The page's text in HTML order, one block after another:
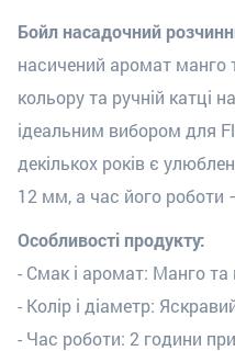
Бойл насадочний
насичений аромат манго
кольору та ручній катці
ідеальним вибором для
декількох років є
12 мм, а час його роботи
Особливості продукту:
- Смак і аромат: Манго та
- Колір і діаметр:
- Час роботи: 2 години